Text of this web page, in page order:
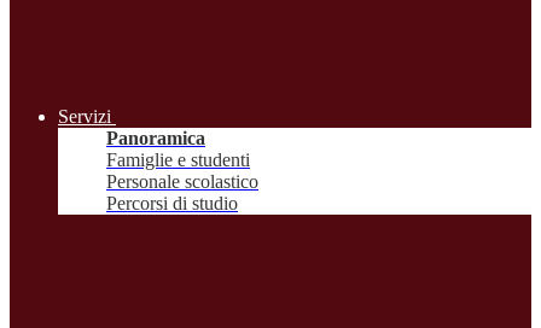
Servizi
Panoramica
Famiglie e studenti
Personale scolastico
Percorsi di studio